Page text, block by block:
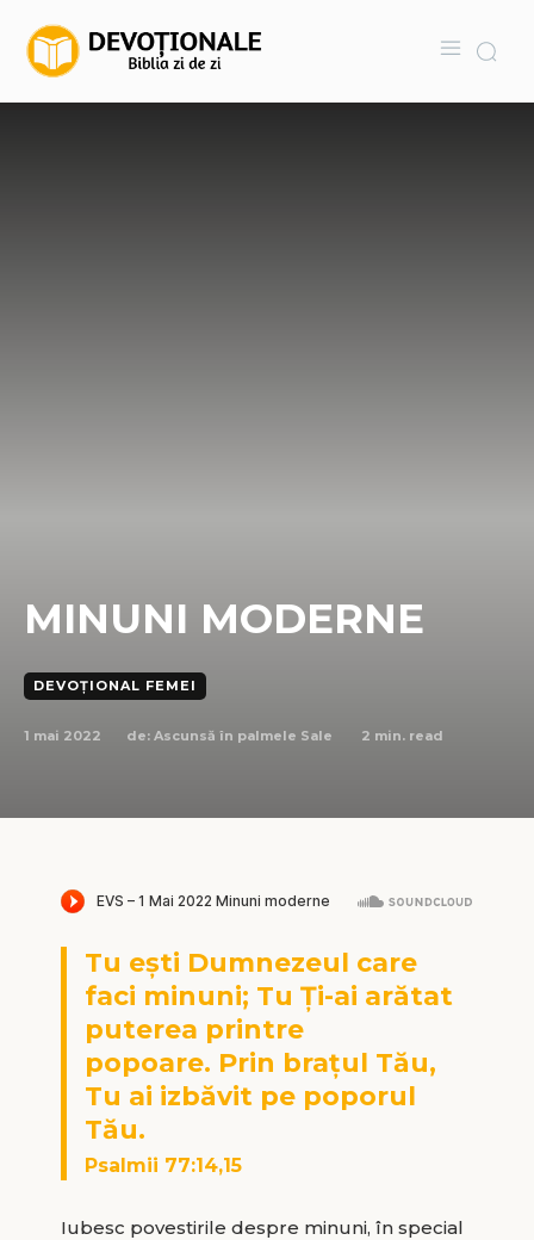
MINUNI MODERNE
DEVOȚIONAL FEMEI
1 mai 2022 de: Ascunsă în palmele Sale 2 min. read
Tu ești Dumnezeul care
faci minuni; Tu Ți-ai arătat
puterea printre
popoare. Prin brațul Tău,
Tu ai izbăvit pe poporul
Tău.
Psalmii 77:14,15
Iubesc povestirile despre minuni, în special